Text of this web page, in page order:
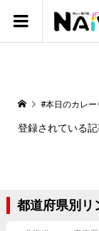
#本日のカレー
登録されている記
都道府県別リ